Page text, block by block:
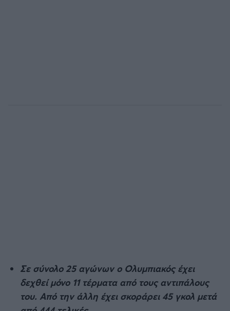
Σε σύνολο 25 αγώνων ο Ολυμπιακός έχει
δεχθεί μόνο 11 τέρματα από τους αντιπάλους
του. Από την άλλη έχει σκοράρει 45 γκολ μετά